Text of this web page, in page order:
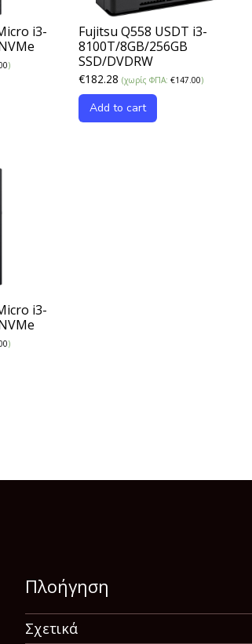
i3-
)
Fujitsu Q558 USDT i3-
8100T/8GB/256GB
SSD/DVDRW
€182.28 (χωρίς ΦΠΑ: €147.00)
Add to cart
i3-
)
Πλοήγηση
Σχετικά